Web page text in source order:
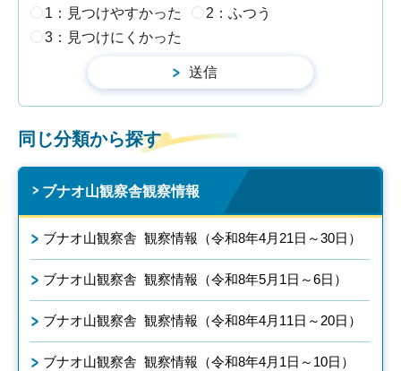
1：見つけやすかった
2：ふつう
3：見つけにくかった
同じ分類から探す
ブナオ山観察舎観察情報
ブナオ山観察舎 観察情報（令和8年4月21日～30日）
ブナオ山観察舎 観察情報（令和8年5月1日～6日）
ブナオ山観察舎 観察情報（令和8年4月11日～20日）
ブナオ山観察舎 観察情報（令和8年4月1日～10日）